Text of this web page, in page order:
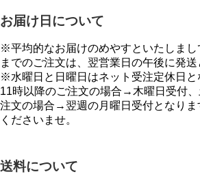
お届け日について
※平均的なお届けのめやすといたしまし
までのご注文は、翌営業日の午後に発送
※水曜日と日曜日はネット受注定休日と
11時以降のご注文の場合→木曜日受付
注文の場合→翌週の月曜日受付となりま
くださいませ。
送料について